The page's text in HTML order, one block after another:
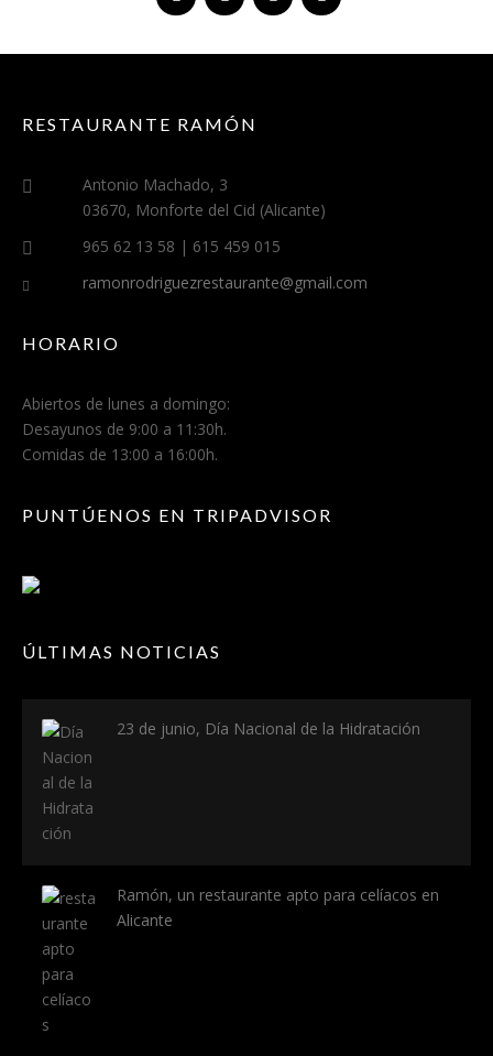
RESTAURANTE RAMÓN
Antonio Machado, 3
03670, Monforte del Cid (Alicante)
965 62 13 58 | 615 459 015
ramonrodriguezrestaurante@gmail.com
HORARIO
Abiertos de lunes a domingo:
Desayunos de 9:00 a 11:30h.
Comidas de 13:00 a 16:00h.
PUNTÚENOS EN TRIPADVISOR
ÚLTIMAS NOTICIAS
23 de junio, Día Nacional de la Hidratación
Ramón, un restaurante apto para celíacos en
Alicante